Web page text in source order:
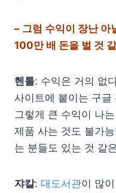
– 그럼 수익이 장난 아
100만 배 돈을 벌 것
헨톨: 수익은 거의 없
사이트에 붙이는 구글
그렇게 큰 수익이 나
제품 사는 것도 불가
는 분들도 있는 것 같
쟈칼: 대도서관이 많